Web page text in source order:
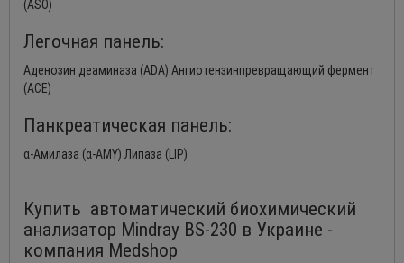
(ASO)
Легочная панель:
Аденозин деаминаза (ADA) Ангиотензинпревращающий фермент
(ACE)
Панкреатическая панель:
α-Амилаза (α-AMY) Липаза (LIP)
Купить автоматический биохимический
анализатор Mindray BS-230 в Украине -
компания Medshop